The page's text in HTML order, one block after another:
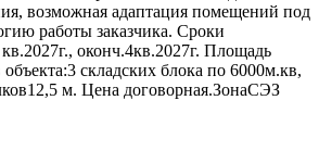
возможная адаптация помещений под
работы заказчика. Сроки
кв.2027г., оконч.4кв.2027г. Площадь
складских блока по 6000м.кв,
м. Цена договорная.ЗонаСЭЗ